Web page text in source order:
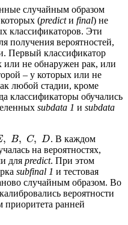
случайным образом
(predictи final) не
классификаторов. Эти
получения вероятностей,
Первый классификатор
или не обнаружен рак, или
– у которых или не
любой стадии, кроме
классификаторы обучались
subdata 1 и subdata
, B, C, D. В каждом
на вероятностях,
для predict. При этом
subfinal 1 и тестовая
случайным образом. Во
вероятности
приоритета ранней